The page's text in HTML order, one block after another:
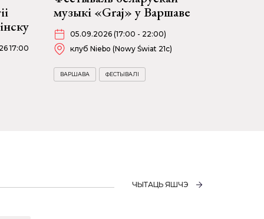
17:00
музыкі «Graj» у Варшаве
05.09.2026 (17:00 - 22:00)
клуб Niebo (Nowy Świat 21c)
ВАРШАВА ФЕСТЫВАЛІ
ЧЫТАЦЬ ЯШЧЭ